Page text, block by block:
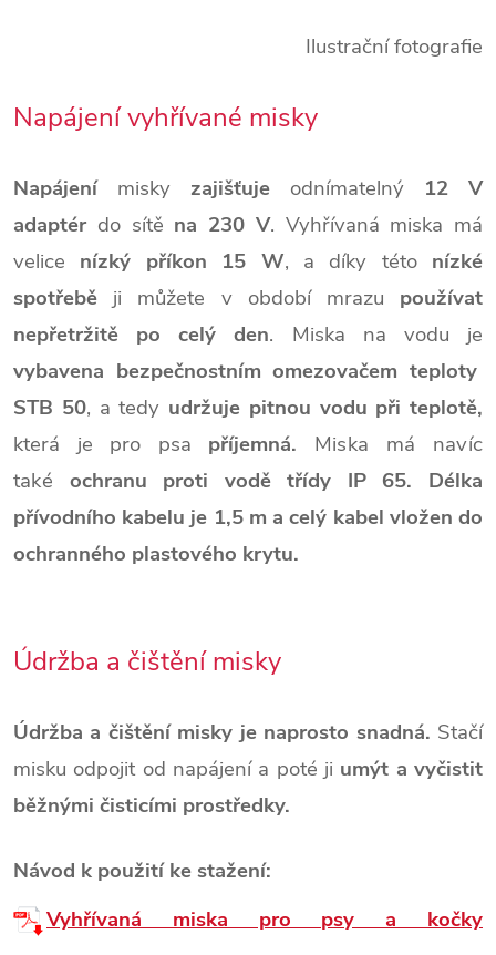
Ilustrační fotografie
Napájení vyhřívané misky
Napájenímisky zajišťuje odnímatelný 12 V
adaptér do sítě na 230 V. Vyhřívaná miska má
velice nízký příkon 15 W, a díky této nízké
spotřebě ji můžete v období mrazu používat
nepřetržitě po celý den. Miska na vodu je
vybavena bezpečnostním omezovačem teploty
STB 50, a tedy udržuje pitnou vodu při teplotě,
která je pro psa příjemná. Miska má navíc
také ochranu proti vodě třídy IP 65. Délka
přívodního kabelu je 1,5 m a celý kabel vložen do
ochranného plastového krytu.
Údržba a čištění misky
Údržba a čištění misky je naprosto snadná. Stačí
misku odpojit od napájení a poté ji umýt a vyčistit
běžnými čisticími prostředky.
Návod k použití ke stažení:
Vyhřívaná miska pro psy a kočky